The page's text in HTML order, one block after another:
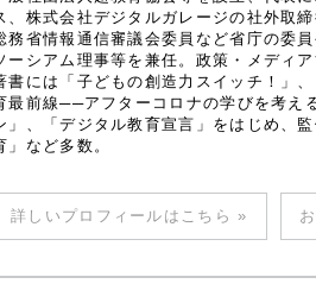
、株式会社デジタルガレージの社外取締
務省情報通信審議会委員など省庁の委
ーシアム理事等を兼任。政策・メディア
書には「子どもの創造力スイッチ！」
最前線──アフターコロナの学びを考え
」、「デジタル教育宣言」をはじめ、
」など多数。
詳しいプロフィールはこちら »